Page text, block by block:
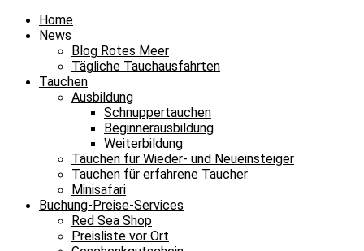
Home
News
Blog Rotes Meer
Tägliche Tauchausfahrten
Tauchen
Ausbildung
Schnuppertauchen
Beginnerausbildung
Weiterbildung
Tauchen für Wieder- und Neueinsteiger
Tauchen für erfahrene Taucher
Minisafari
Buchung-Preise-Services
Red Sea Shop
Preisliste vor Ort